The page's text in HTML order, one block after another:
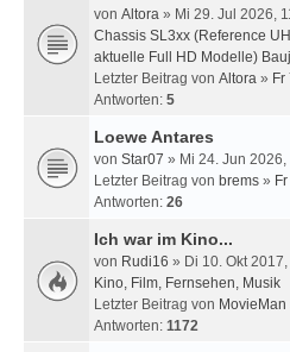
von Altora » Mi 29. Jul 2026,
Chassis SL3xx (Reference
aktuelle Full HD Modelle)
Letzter Beitrag von Altora »
Antworten: 5
Loewe Antares
von Star07 » Mi 24. Jun 2026,
Letzter Beitrag von brems »
Antworten: 26
Ich war im Kino...
von Rudi16 » Di 10. Okt
Kino, Film, Fernsehen, Musik
Letzter Beitrag von MovieMan
Antworten: 1172